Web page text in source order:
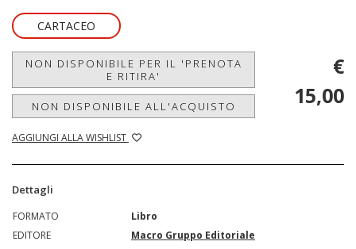
CARTACEO
NON DISPONIBILE PER IL 'PRENOTA
E RITIRA'
NON DISPONIBILE ALL'ACQUISTO
AGGIUNGI ALLA WISHLIST
€
15,00
Dettagli
FORMATO
Libro
EDITORE
Macro Gruppo Editoriale